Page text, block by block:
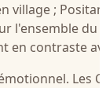
village ;
l'ensemble du
contraste
Les